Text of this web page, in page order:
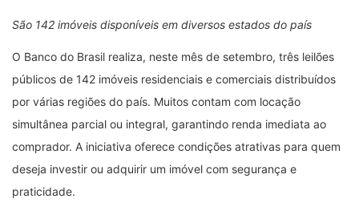
São 142 imóveis disponíveis em diversos estados do país
O Banco do Brasil realiza, neste mês de setembro, três leilões
públicos de 142 imóveis residenciais e comerciais distribuídos
por várias regiões do país. Muitos contam com locação
simultânea parcial ou integral, garantindo renda imediata ao
comprador. A iniciativa oferece condições atrativas para quem
deseja investir ou adquirir um imóvel com segurança e
praticidade.